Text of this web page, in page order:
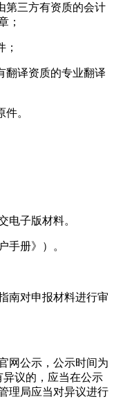
第三方有资质的会计
；
翻译资质的专业翻译
。
电子版材料。
手册》）。
南对申报材料进行审
网公示，公示时间为
议的，应当在公示
理局应当对异议进行